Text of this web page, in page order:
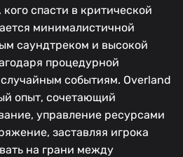
спасти в критической
минималистичной
саундтреком и высокой
процедурной
событиям. Overland
опыт, сочетающий
управление ресурсами
заставляя игрока
на грани между